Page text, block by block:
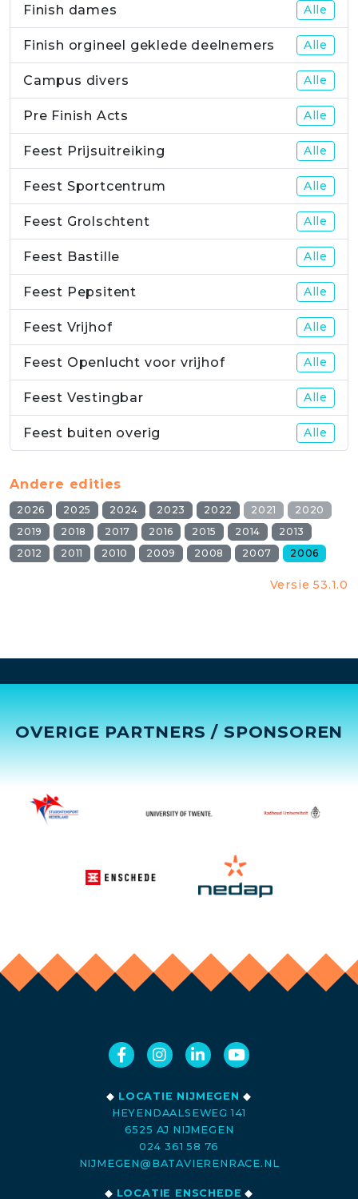
Finish dames Alle
Finish orgineel geklede deelnemers Alle
Campus divers Alle
Pre Finish Acts Alle
Feest Prijsuitreiking Alle
Feest Sportcentrum Alle
Feest Grolschtent Alle
Feest Bastille Alle
Feest Pepsitent Alle
Feest Vrijhof Alle
Feest Openlucht voor vrijhof Alle
Feest Vestingbar Alle
Feest buiten overig Alle
Andere edities
2026 2025 2024 2023 2022 2021
2020
2019
2018 2017 2016 2015 2014
2013
2012
2011 2010 2009 2008 2007 2006
Versie 53.1.0
OVERIGE PARTNERS / SPONSOREN
◆ LOCATIE NIJMEGEN ◆
HEYENDAALSEWEG 141
6525 AJ NIJMEGEN
024 361 58 76
NIJMEGEN@BATAVIERENRACE.NL
◆ LOCATIE ENSCHEDE ◆